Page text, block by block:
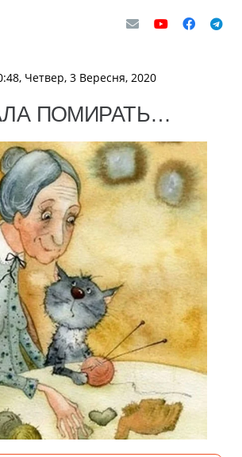
Четвер, 3 Вересня, 2020
ПОМИРАТЬ…